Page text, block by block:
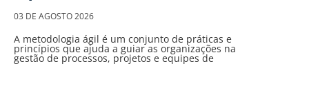
03 DE AGOSTO 2026
A metodologia ágil é um conjunto de práticas e
princípios que ajuda a guiar as organizações na
gestão de processos, projetos e equipes de